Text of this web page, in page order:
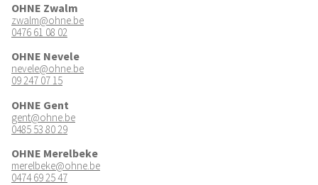
OHNE Zwalm
zwalm@ohne.be
0476 61 08 02
OHNE Nevele
nevele@ohne.be
09 247 07 15
OHNE Gent
gent@ohne.be
0485 53 80 29
OHNE Merelbeke
merelbeke@ohne.be
0474 69 25 47